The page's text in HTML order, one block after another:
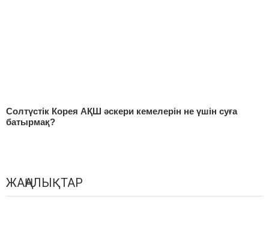
Солтүстік Корея АҚШ әскери кемелерін не үшін суға
батырмақ?
ЖАҢАЛЫҚТАР